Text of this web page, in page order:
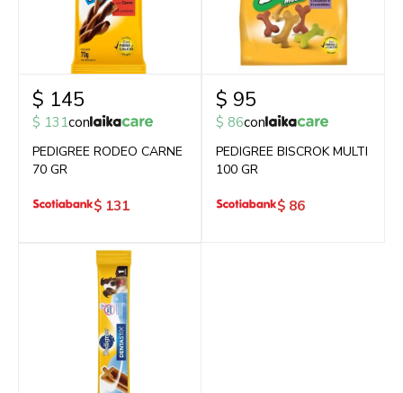
$ 145
$ 131con
PEDIGREE RODEO CARNE
70 GR
$ 131
$ 95
$ 86con
PEDIGREE BISCROK MULTI
100 GR
$ 86